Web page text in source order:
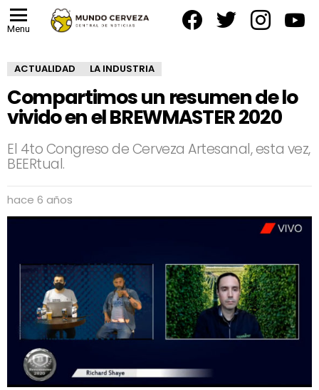
Menu
ACTUALIDAD LA INDUSTRIA
Compartimos un resumen de lo
vivido en el BREWMASTER 2020
El 4to Congreso de Cerveza Artesanal, esta vez,
BEERtual.
hace 6 años